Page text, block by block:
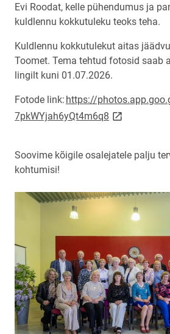
Evi Roodat, kelle pühendumus ja
kuldlennu kokkutuleku teoks teha.
Kuldlennu kokkutulekut aitas
Toomet. Tema tehtud fotosid saab
lingilt kuni 01.07.2026.
Fotode link: https://
7pkWYjah6yQt4m6q8 link opens on
Soovime kõigile osalejatele palju
kohtumisi!